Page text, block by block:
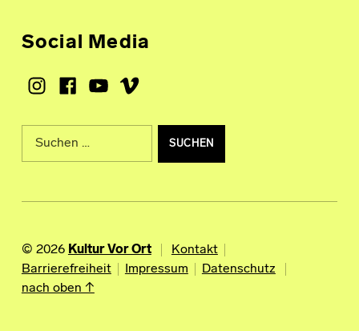
Social Media
Instagram
Facebook
Youtube
Vimeo
Suche nach:
© 2026 Kultur Vor Ort
Kontakt
Barrierefreiheit
Impressum
Datenschutz
nach oben ↑